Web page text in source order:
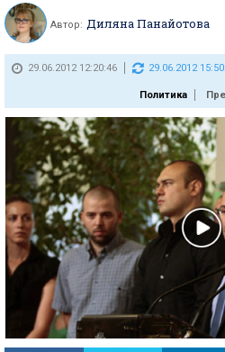
Автор: Диляна Панайотова
29.06.2012 12:20:46 29.06.2012
Политика